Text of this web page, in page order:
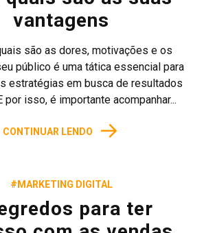
vantagens
são as dores, motivações e os
público é uma tática essencial para
estratégias em busca de resultados
por isso, é importante acompanhar...
CONTINUAR LENDO →
#MARKETING DIGITAL
para ter